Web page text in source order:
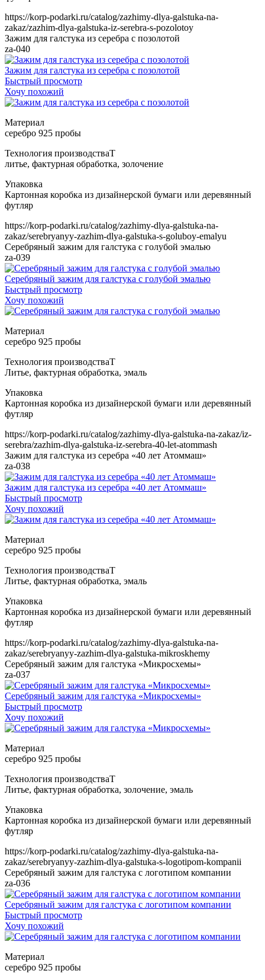
https://korp-podarki.ru/catalog/zazhimy-dlya-galstuka-na-
zakaz/zazhim-dlya-galstuka-iz-serebra-s-pozolotoy
Зажим для галстука из серебра с позолотой
za-040
Зажим для галстука из серебра с позолотой
Быстрый просмотр
Хочу похожий
Т
https://korp-podarki.ru/catalog/zazhimy-dlya-galstuka-na-
zakaz/serebryanyy-zazhim-dlya-galstuka-s-goluboy-emalyu
Серебряный зажим для галстука с голубой эмалью
za-039
Серебряный зажим для галстука с голубой эмалью
Быстрый просмотр
Хочу похожий
Т
https://korp-podarki.ru/catalog/zazhimy-dlya-galstuka-na-zakaz/iz-
serebra/zazhim-dlya-galstuka-iz-serebra-40-let-atommash
Зажим для галстука из серебра «40 лет Атоммаш»
za-038
Зажим для галстука из серебра «40 лет Атоммаш»
Быстрый просмотр
Хочу похожий
Т
https://korp-podarki.ru/catalog/zazhimy-dlya-galstuka-na-
zakaz/serebryanyy-zazhim-dlya-galstuka-mikroskhemy
Серебряный зажим для галстука «Микросхемы»
za-037
Серебряный зажим для галстука «Микросхемы»
Быстрый просмотр
Хочу похожий
Т
https://korp-podarki.ru/catalog/zazhimy-dlya-galstuka-na-
zakaz/serebryanyy-zazhim-dlya-galstuka-s-logotipom-kompanii
Серебряный зажим для галстука с логотипом компании
za-036
Серебряный зажим для галстука с логотипом компании
Быстрый просмотр
Хочу похожий